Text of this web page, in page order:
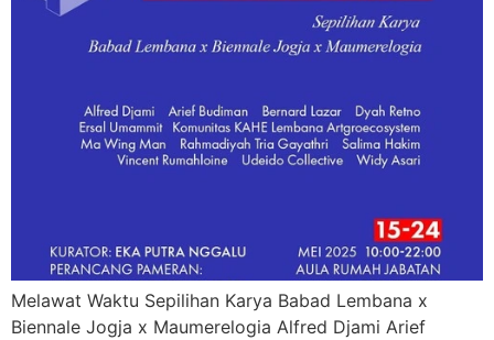
Melawat Waktu Sepilihan Karya Babad Lembana x
Biennale Jogja x Maumerelogia Alfred Djami Arief